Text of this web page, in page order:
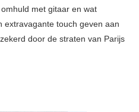
met gitaar en wat
extravagante touch geven aan
door de straten van Parijs